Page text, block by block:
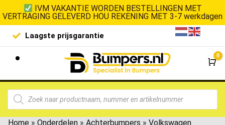
IVM VAKANTIE WORDEN BESTELLINGEN MET
VERTRAGING GELEVERD HOU REKENING MET 3-7 werkdagen
Laagste prijsgarantie De
0
Home » Onderdelen » Achterbumpers » Volkswagen